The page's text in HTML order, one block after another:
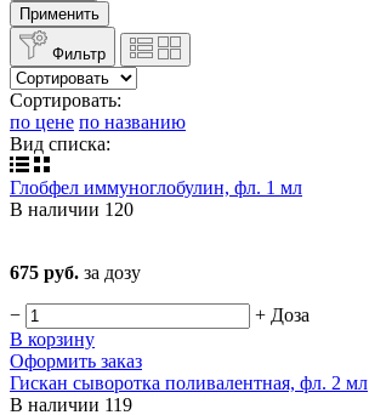
Применить
Фильтр
Сортировать:
по цене по названию
Вид списка:
Глобфел иммуноглобулин, фл. 1 мл
В наличии 120
675 руб. за дозу
− + Доза
В корзину
Оформить заказ
Гискан сыворотка поливалентная, фл. 2 мл
В наличии 119